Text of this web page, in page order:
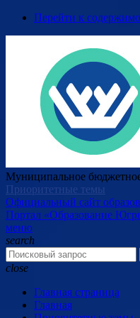
Перейти к
Муниципальное
Приоритетные темы
Официальный сайт
Портал «Образование
меню
search
close
Главная страница
Главная